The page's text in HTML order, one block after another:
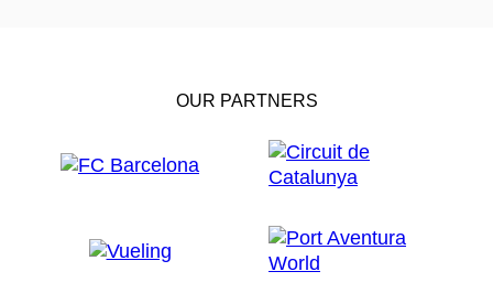
OUR PARTNERS